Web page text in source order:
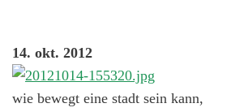
14. okt. 2012
wie bewegt eine stadt sein kann,